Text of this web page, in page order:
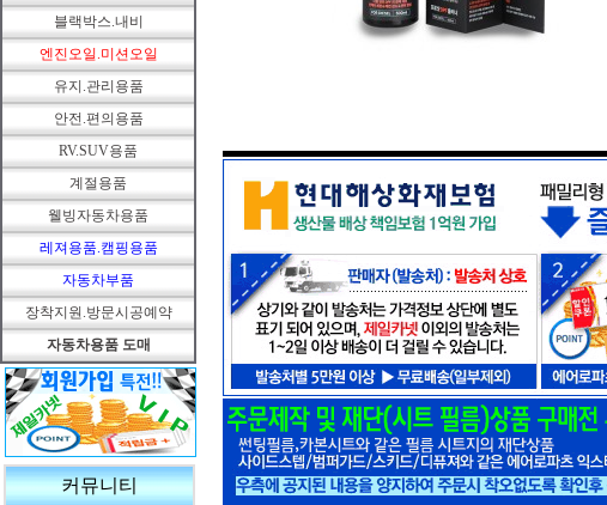
블랙박스.내비
엔진오일.미션오일
유지.관리용품
안전.편의용품
RV.SUV용품
계절용품
웰빙자동차용품
레져용품.캠핑용품
자동차부품
장착지원.방문시공예약
자동차용품 도매
커뮤니티